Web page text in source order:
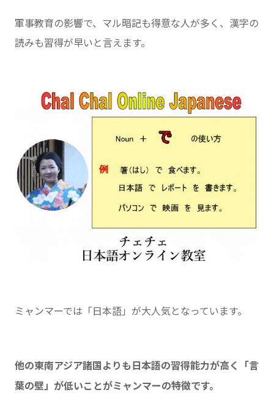
軍事教育の影響で、マル暗記も得意な人が多く、漢字の
読みも習得が早いと言えます。
ミャンマーでは「日本語」が大人気となっています。
他の東南アジア諸国よりも日本語の習得能力が高く「言
葉の壁」が低いことがミャンマーの特徴です。